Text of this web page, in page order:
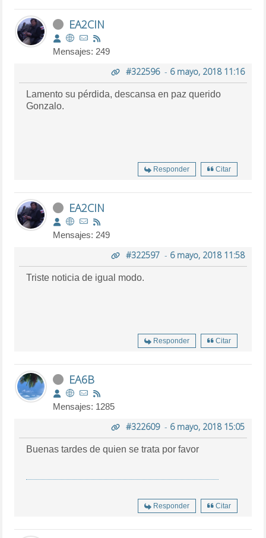
EA2CIN
Mensajes: 249
#322596- 6 mayo, 2018 11:16
Lamento su pérdida, descansa en paz querido
Gonzalo.
Responder Citar
EA2CIN
Mensajes: 249
#322597- 6 mayo, 2018 11:58
Triste noticia de igual modo.
Responder Citar
EA6B
Mensajes: 1285
#322609- 6 mayo, 2018 15:05
Buenas tardes de quien se trata por favor
Responder Citar